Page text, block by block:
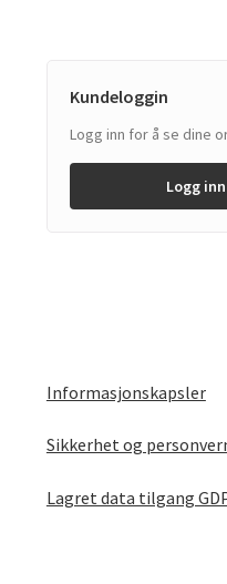
Kundeloggin
Logg inn for å se dine
Logg
Informasjonskapsler
Sikkerhet og
Lagret data tilgang